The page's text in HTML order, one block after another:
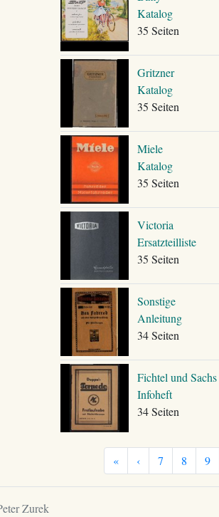
Katalog
35 Seiten
Gritzner
Katalog
35 Seiten
Miele
Katalog
35 Seiten
Victoria
Ersatzteilliste
35 Seiten
Sonstige
Anleitung
34 Seiten
Fichtel und Sachs
Infoheft
34 Seiten
« ‹ 7 8 9
Zurek